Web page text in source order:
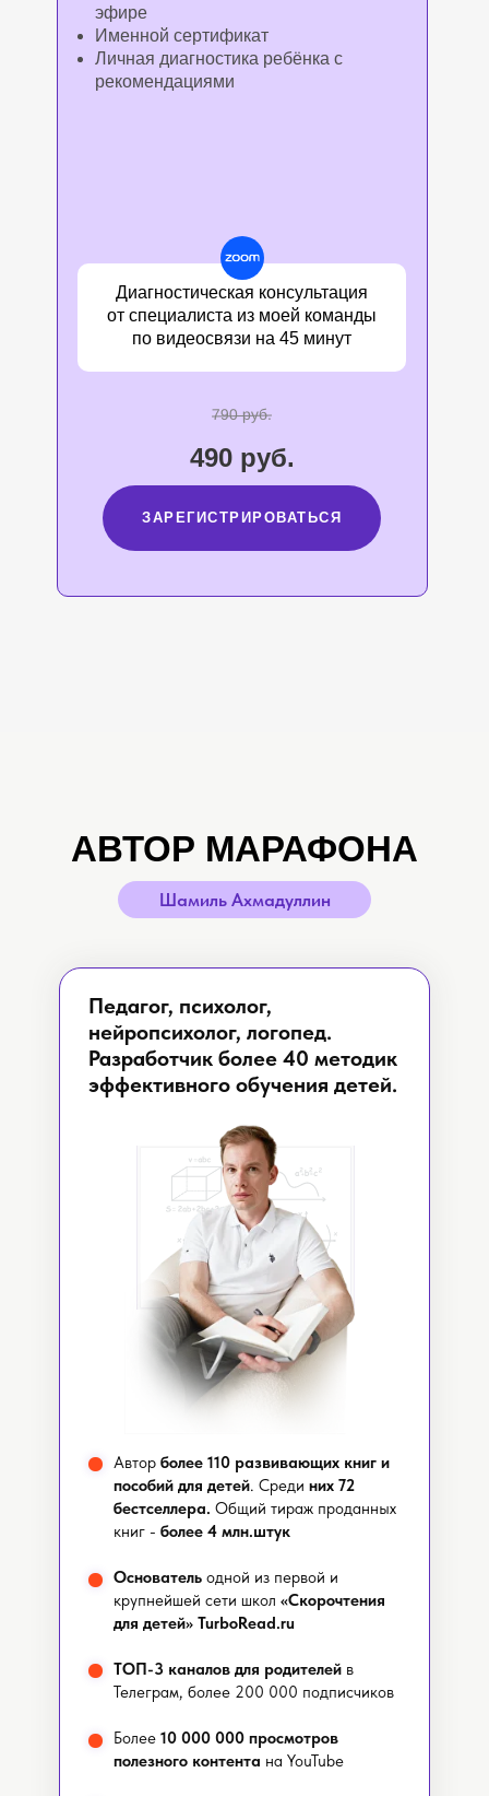
эфире
Именной сертификат
Личная диагностика ребёнка с
рекомендациями
490 руб.
790 руб.
ЗАРЕГИСТРИРОВАТЬСЯ
Диагностическая консультация
от специалиста из моей команды
по видеосвязи на 45 минут
АВТОР МАРАФОНА
Шамиль Ахмадуллин
Педагог, психолог,
нейропсихолог, логопед.
Разработчик более 40 методик
эффективного обучения детей.
Автор более 110 развивающих книг и
пособий для детей. Среди них 72
бестселлера. Общий тираж проданных
книг - более 4 млн.штук
Основатель одной из первой и
крупнейшей сети школ «Скорочтения
для детей» TurboRead.ru
ТОП-3 каналов для родителей в
Телеграм, более 200 000 подписчиков
Более 10 000 000 просмотров
полезного контента на YouTube